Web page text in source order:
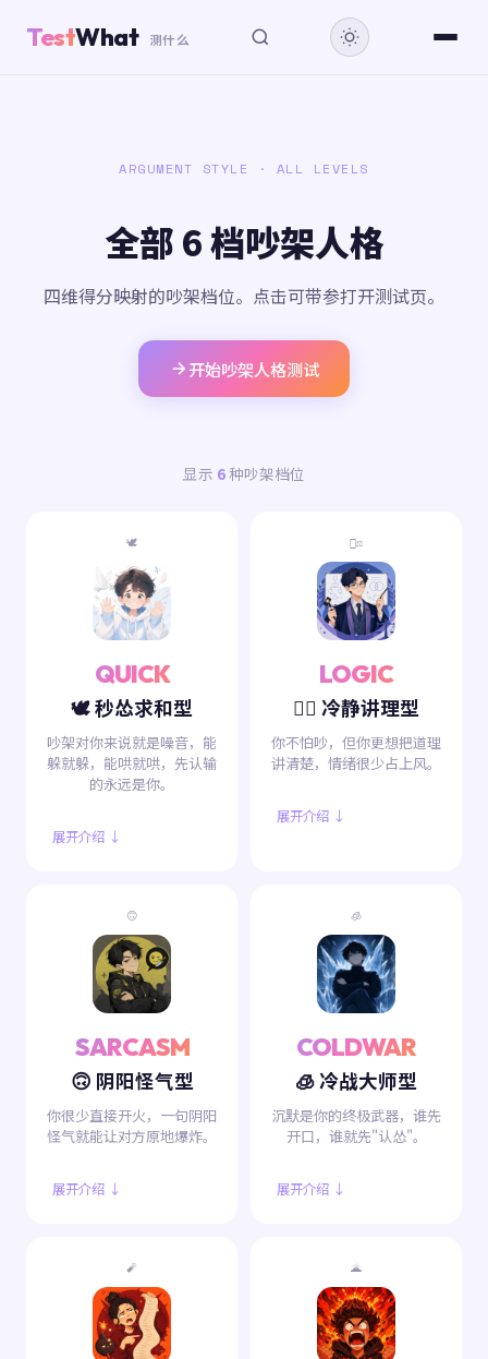
TestWhat 测什么
ARGUMENT STYLE · ALL LEVELS
全部 6 档吵架人格
四维得分映射的吵架档位。点击可带参打开测试页。
开始吵架人格测试
显示 6种吵架档位
🕊️
QUICK
🕊️ 秒怂求和型
吵架对你来说就是噪音，能
躲就躲，能哄就哄，先认输
的永远是你。
展开介绍 ↓
🧑‍⚖️
LOGIC
🧑‍⚖️ 冷静讲理型
你不怕吵，但你更想把道理
讲清楚，情绪很少占上风。
展开介绍 ↓
🙃
SARCASM
🙃 阴阳怪气型
你很少直接开火，一句阴阳
怪气就能让对方原地爆炸。
展开介绍 ↓
🧊
COLDWAR
🧊 冷战大师型
沉默是你的终极武器，谁先
开口，谁就先"认怂"。
展开介绍 ↓
🧨 🌋